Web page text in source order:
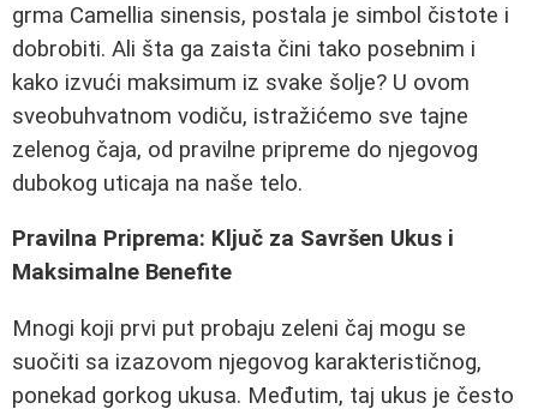
grma Camellia sinensis, postala je simbol čistote i
dobrobiti. Ali šta ga zaista čini tako posebnim i
kako izvući maksimum iz svake šolje? U ovom
sveobuhvatnom vodiču, istražićemo sve tajne
zelenog čaja, od pravilne pripreme do njegovog
dubokog uticaja na naše telo.
Pravilna Priprema: Ključ za Savršen Ukus i
Maksimalne Benefite
Mnogi koji prvi put probaju zeleni čaj mogu se
suočiti sa izazovom njegovog karakterističnog,
ponekad gorkog ukusa. Međutim, taj ukus je često